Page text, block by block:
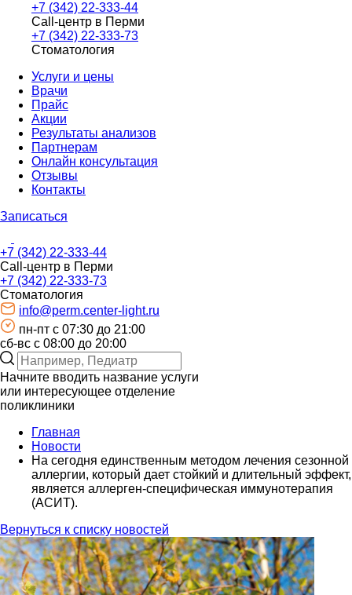
+7 (342) 22-333-44
Call-центр в Перми
+7 (342) 22-333-73
Стоматология
Услуги и цены
Врачи
Прайс
Акции
Результаты анализов
Партнерам
Онлайн консультация
Отзывы
Контакты
Записаться
+7 (342) 22-333-44
Call-центр в Перми
+7 (342) 22-333-73
Стоматология
info@perm.center-light.ru
пн-пт c 07:30 до 21:00
сб-вс с 08:00 до 20:00
Начните вводить название услуги
или интересующее отделение
поликлиники
Главная
Новости
На сегодня единственным методом лечения сезонной
аллергии, который дает стойкий и длительный эффект,
является аллерген-специфическая иммунотерапия
(АСИТ).
Вернуться к списку новостей